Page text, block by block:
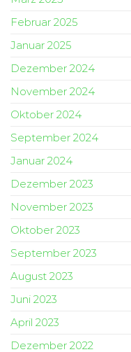
Februar 2025
Januar 2025
Dezember 2024
November 2024
Oktober 2024
September 2024
Januar 2024
Dezember 2023
November 2023
Oktober 2023
September 2023
August 2023
Juni 2023
April 2023
Dezember 2022